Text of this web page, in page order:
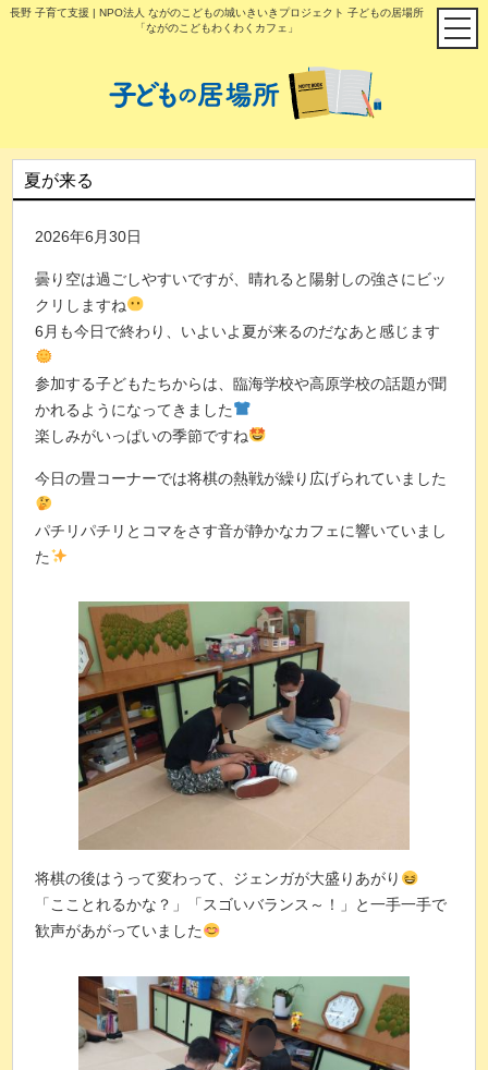
長野 子育て支援 | NPO法人 ながのこどもの城いきいきプロジェクト 子どもの居場所
「ながのこどもわくわくカフェ」
夏が来る
2026年6月30日
曇り空は過ごしやすいですが、晴れると陽射しの強さにビッ
クリしますね
6月も今日で終わり、いよいよ夏が来るのだなあと感じます
参加する子どもたちからは、臨海学校や高原学校の話題が聞
かれるようになってきました
楽しみがいっぱいの季節ですね
今日の畳コーナーでは将棋の熱戦が繰り広げられていました
パチリパチリとコマをさす音が静かなカフェに響いていまし
た
将棋の後はうって変わって、ジェンガが大盛りあがり
「こことれるかな？」「スゴいバランス～！」と一手一手で
歓声があがっていました